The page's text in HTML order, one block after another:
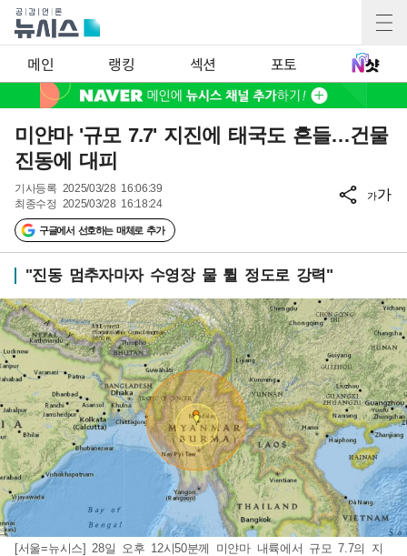
메인 랭킹 섹션 포토
미얀마 '규모 7.7' 지진에 태국도 흔들…건물
진동에 대피
기사등록 2025/03/28 16:06:39
최종수정 2025/03/28 16:18:24
구글에서 선호하는 매체로 추가
가가
"진동 멈추자마자 수영장 물 튈 정도로 강력"
[서울=뉴시스] 28일 오후 12시50분께 미얀마 내륙에서 규모 7.7의 지